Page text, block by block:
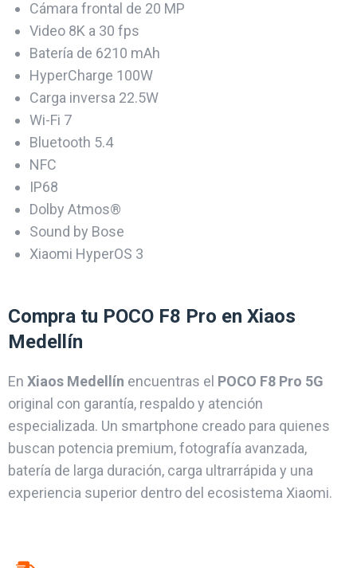
Cámara frontal de 20 MP
Video 8K a 30 fps
Batería de 6210 mAh
HyperCharge 100W
Carga inversa 22.5W
Wi-Fi 7
Bluetooth 5.4
NFC
IP68
Dolby Atmos®
Sound by Bose
Xiaomi HyperOS 3
Compra tu POCO F8 Pro en Xiaos
Medellín
En Xiaos Medellín encuentras el POCO F8 Pro 5G
original con garantía, respaldo y atención
especializada. Un smartphone creado para quienes
buscan potencia premium, fotografía avanzada,
batería de larga duración, carga ultrarrápida y una
experiencia superior dentro del ecosistema Xiaomi.